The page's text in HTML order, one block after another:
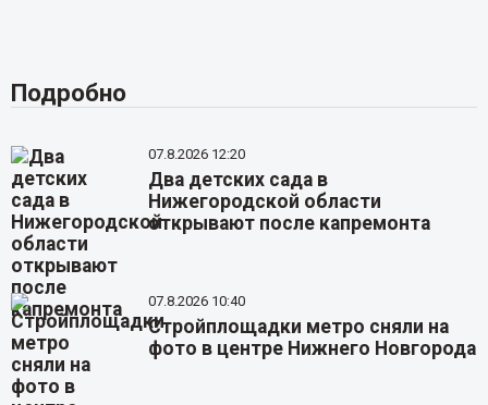
Подробно
07.8.2026 12:20
Два детских сада в
Нижегородской области
открывают после капремонта
07.8.2026 10:40
Стройплощадки метро сняли на
фото в центре Нижнего Новгорода